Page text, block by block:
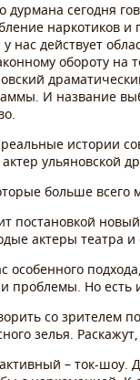
дурмана сегодня
наркотиков
нас действует
обороту на
И название
истории
ульяновской
больше всего
постановкой
актеры театра
особенного
проблемы. Но есть
со
зелья.
– ток-шоу.